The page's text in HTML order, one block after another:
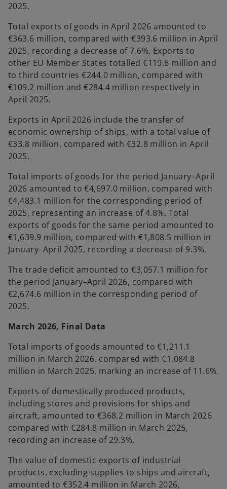
2025.
Total exports of goods in April 2026 amounted to
€363.6 million, compared with €393.6 million in April
2025, recording a decrease of 7.6%. Exports to
other EU Member States totalled €119.6 million and
to third countries €244.0 million, compared with
€109.2 million and €284.4 million respectively in
April 2025.
Exports in April 2026 include the transfer of
economic ownership of ships, with a total value of
€33.8 million, compared with €32.8 million in April
2025.
Total imports of goods for the period January–April
2026 amounted to €4,697.0 million, compared with
€4,483.1 million for the corresponding period of
2025, representing an increase of 4.8%. Total
exports of goods for the same period amounted to
€1,639.9 million, compared with €1,808.5 million in
January–April 2025, recording a decrease of 9.3%.
The trade deficit amounted to €3,057.1 million for
the period January–April 2026, compared with
€2,674.6 million in the corresponding period of
2025.
March 2026, Final Data
Total imports of goods amounted to €1,211.1
million in March 2026, compared with €1,084.8
million in March 2025, marking an increase of 11.6%.
Exports of domestically produced products,
including stores and provisions for ships and
aircraft, amounted to €368.2 million in March 2026
compared with €284.8 million in March 2025,
recording an increase of 29.3%.
The value of domestic exports of industrial
products, excluding supplies to ships and aircraft,
amounted to €352.4 million in March 2026,